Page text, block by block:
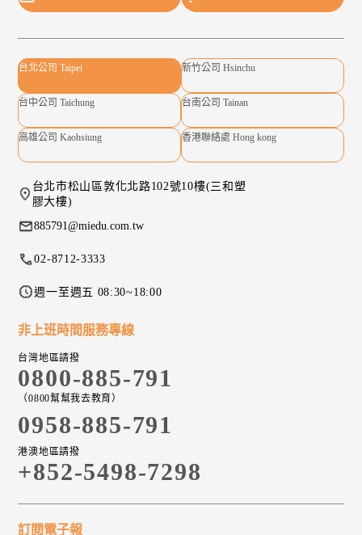
台北公司 Taipei 新竹公司 Hsinchu
台中公司 Taichung 台南公司 Tainan
高雄公司 Kaohsiung 香港聯絡處 Hong kong
台北市松山區敦化北路102號10樓(三和塑
膠大樓)
885791@miedu.com.tw
02-8712-3333
週一至週五 08:30~18:00
非上班時間服務專線
台灣地區請撥
0800-885-791
（0800幫幫我去教育）
0958-885-791
港澳地區請撥
+852-5498-7298
訂閱電子報